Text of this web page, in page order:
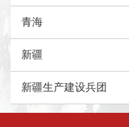
青海
新疆
新疆生产建设兵团